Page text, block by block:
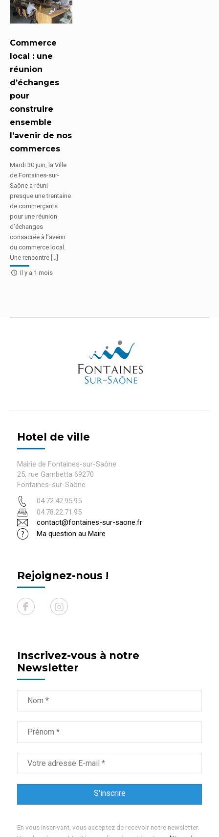
Commerce
local : une
réunion
d’échanges
pour
construire
ensemble
l’avenir de nos
commerces
Mardi 30 juin, la Ville
de Fontaines-sur-
Saône a réuni
presque une trentaine
de commerçants
pour une réunion
d’échanges
consacrée à l’avenir
du commerce local.
Une rencontre […]
Il y a 1 mois
Hotel de ville
Mairie de Fontaines-sur-Saône
25, rue Gambetta 69270
Fontaines-sur-Saône
04.72.42.95.95
04.78.22.71.95
contact@fontaines-sur-saone.fr
Ma question au Maire
Rejoignez-nous !
Inscrivez-vous à notre
Newsletter
En vous inscrivant, vous acceptez de recevoir notre newsletter.